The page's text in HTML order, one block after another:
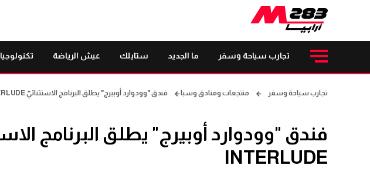
تجارب سياحة وسفر ما الجديد ستايلك عيش الرياضة تكنولوجيا
تجارب سياحة وسفر منتجعات وفنادق وسبا فندق "وودوارد أوبيرج" يطلق البرنامج الاستثنائيّ ALPINE INTERLUDE
INTERLUDE